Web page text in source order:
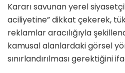
Kararı savunan yerel
aciliyetine” dikkat çekerek,
reklamlar aracılığıyla
kamusal alanlardaki görsel
sınırlandırılması gerektiğini